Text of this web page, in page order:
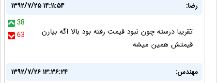
رضا:
۱۳۹۲/۷/۲۵ ۱۴:۱۱:۵۴
38
63
تقریبا درسته چون نبود قیمت رفته بود بالا اگه بیارن
قیمتش همین میشه
مهندس:
۱۳۹۲/۷/۲۶ ۱۳:۳۶:۲۴